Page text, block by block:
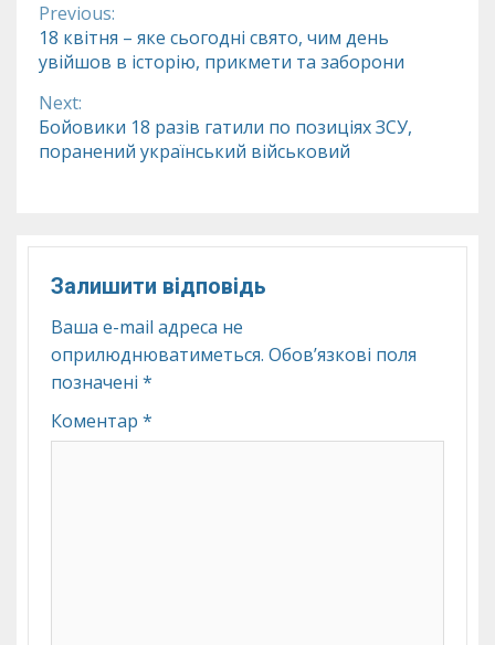
Continue
Reading
Previous:
18 квітня – яке сьогодні свято, чим день
увійшов в історію, прикмети та заборони
Next:
Бойовики 18 разів гатили по позиціях ЗСУ,
поранений український військовий
Залишити відповідь
Ваша e-mail адреса не
оприлюднюватиметься. Обов’язкові поля
позначені *
Коментар *